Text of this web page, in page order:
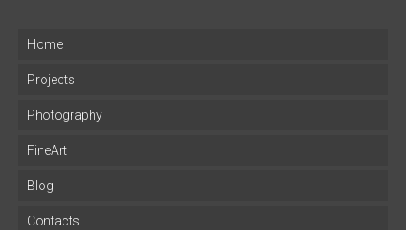
Home
Projects
Photography
FineArt
Blog
Contacts